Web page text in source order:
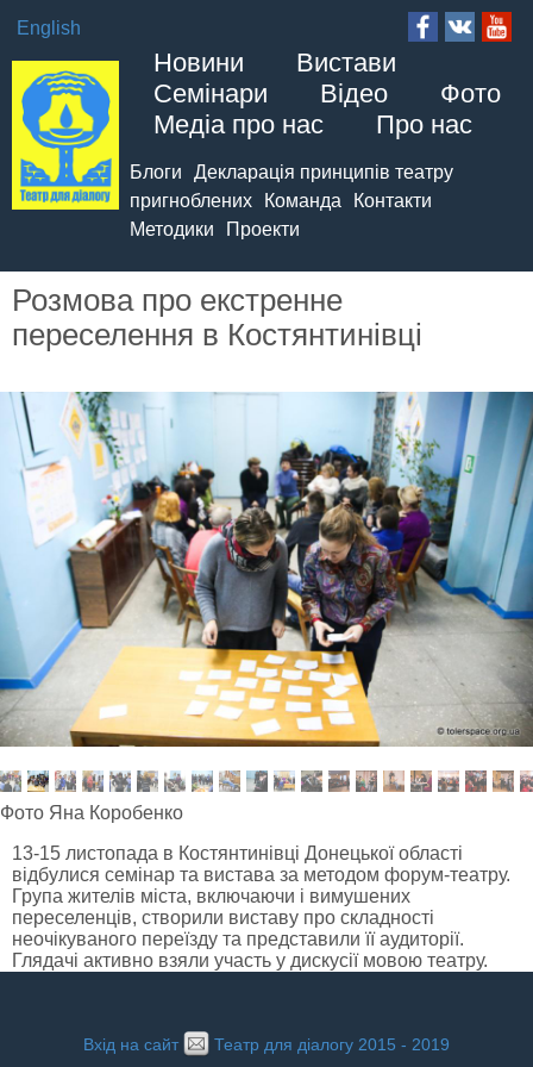
Новини
Вистави
Семінари
Відео
Фото
Медіа про нас
Про нас
Блоги
Декларація принципів театру
пригноблених
Команда
Контакти
Методики
Проекти
English
Розмова про екстренне
переселення в Костянтинівці
Фото Яна Коробенко
13-15 листопада в Костянтинівці Донецької області
відбулися семінар та вистава за методом форум-театру.
Група жителів міста, включаючи і вимушених
переселенців, створили виставу про складності
неочікуваного переїзду та представили її аудиторії.
Глядачі активно взяли участь у дискусії мовою театру.
Вхід на сайт Театр для діалогу 2015 - 2019